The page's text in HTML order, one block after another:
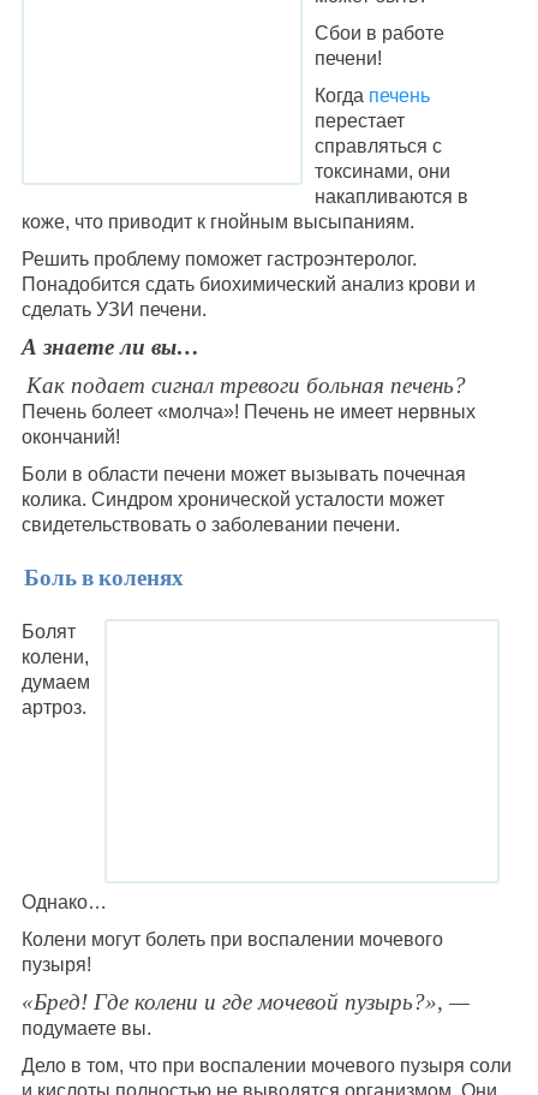
Сбои в работе
печени!
Когда печень
перестает
справляться с
токсинами, они
накапливаются в
коже, что приводит к гнойным высыпаниям.
Решить проблему поможет гастроэнтеролог.
Понадобится сдать биохимический анализ крови и
сделать УЗИ печени.
А знаете ли вы…
Как подает сигнал тревоги больная печень?
Печень болеет «молча»! Печень не имеет нервных
окончаний!
Боли в области печени может вызывать почечная
колика. Синдром хронической усталости может
свидетельствовать о заболевании печени.
Боль в коленях
Болят
колени,
думаем
артроз.
Однако…
Колени могут болеть при воспалении мочевого
пузыря!
«Бред! Где колени и где мочевой пузырь?», —
подумаете вы.
Дело в том, что при воспалении мочевого пузыря соли